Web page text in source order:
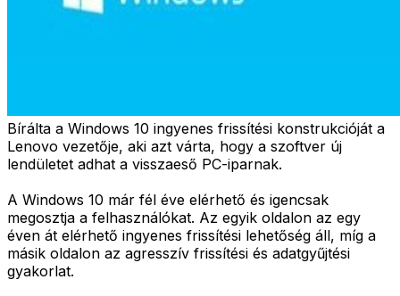
Bírálta a Windows 10 ingyenes frissítési konstrukcióját a
Lenovo vezetője, aki azt várta, hogy a szoftver új
lendületet adhat a visszaeső PC-iparnak.
A Windows 10 már fél éve elérhető és igencsak
megosztja a felhasználókat. Az egyik oldalon az egy
éven át elérhető ingyenes frissítési lehetőség áll, míg a
másik oldalon az agresszív frissítési és adatgyűjtési
gyakorlat.